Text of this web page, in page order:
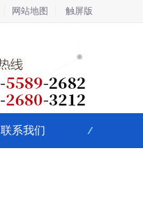
网站地图 触屏版
联系我们